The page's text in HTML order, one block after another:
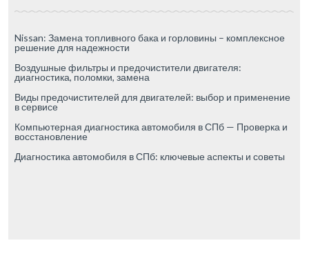
Nissan: Замена топливного бака и горловины – комплексное
решение для надежности
Воздушные фильтры и предочистители двигателя:
диагностика, поломки, замена
Виды предочистителей для двигателей: выбор и применение
в сервисе
Компьютерная диагностика автомобиля в СПб — Проверка и
восстановление
Диагностика автомобиля в СПб: ключевые аспекты и советы